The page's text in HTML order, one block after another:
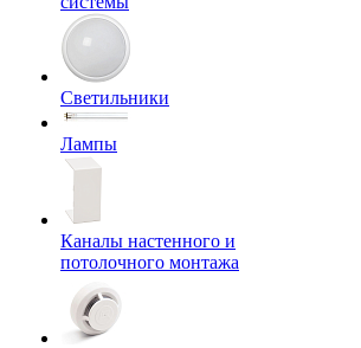
Светильники
Лампы
Каналы настенного и
потолочного монтажа